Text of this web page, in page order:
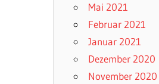
Mai 2021
Februar 2021
Januar 2021
Dezember 2020
November 2020